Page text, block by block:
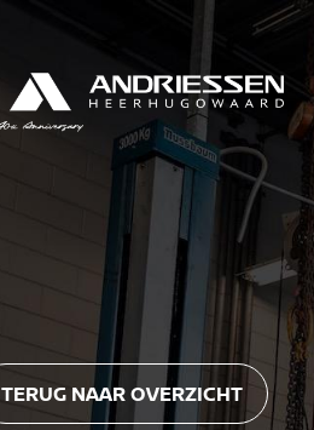
TERUG NAAR OVERZICHT